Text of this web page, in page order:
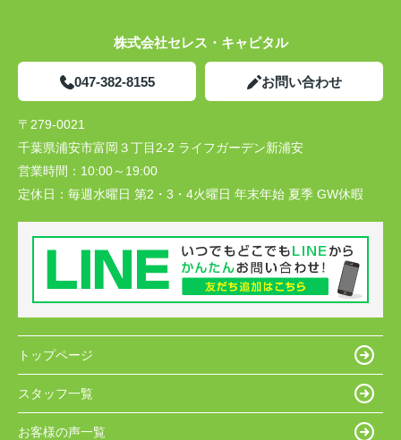
株式会社セレス・キャピタル
047-382-8155 お問い合わせ
〒279-0021
千葉県浦安市富岡３丁目2-2 ライフガーデン新浦安
営業時間： 10:00～19:00
定休日： 毎週水曜日 第2・3・4火曜日 年末年始 夏季 GW休暇
トップページ
スタッフ一覧
お客様の声一覧